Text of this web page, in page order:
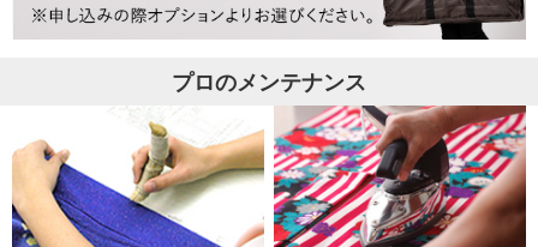
プロのメンテナンス